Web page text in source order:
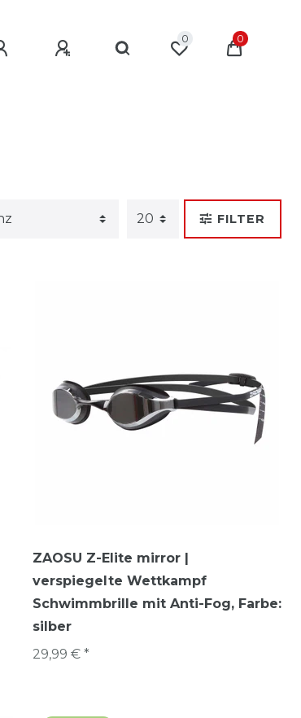
0 0
FILTER
ZAOSU Z-Elite mirror |
verspiegelte Wettkampf
Schwimmbrille mit Anti-Fog, Farbe:
silber
29,99 € *